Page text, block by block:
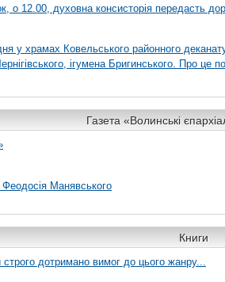
о 12.00, духовна консисторія передасть
у храмах Ковельського районного
ігумена Бригинського. Про
Газета «Волинські
Манявського
Книги
строго дотримано вимог до цього жанру...